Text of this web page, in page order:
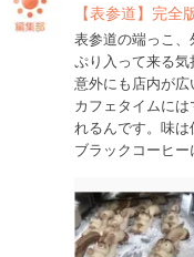
【表参道】完全
表参道の端っこ
ぷり入って来る気
意外にも店内が広
カフェタイムに
れるんです。味
ブラックコーヒ